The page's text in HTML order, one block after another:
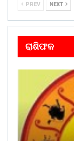
PREV NEXT
ରାଶିଫଳ